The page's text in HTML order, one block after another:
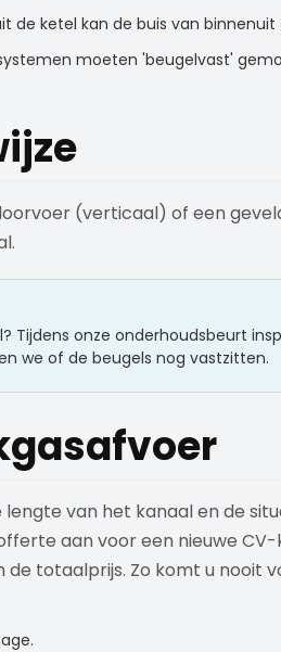
de ketel kan de buis van
moeten 'beugelvast'
(verticaal) of een
Tijdens onze onderhoudsbeurt
we of de beugels nog vastzitten.
van het kanaal en de
aan voor een nieuwe
totaalprijs. Zo komt u nooit